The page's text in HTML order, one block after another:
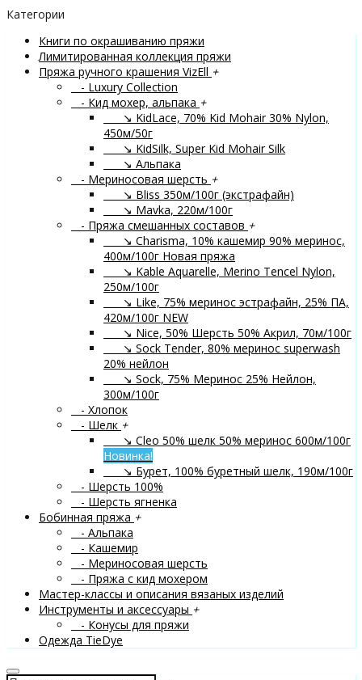
Категории
Книги по окрашиванию пряжи
Лимитированная коллекция пряжи
Пряжа ручного крашения VizEll +
- Luxury Collection
- Кид мохер, альпака +
↘ KidLace, 70% Kid Mohair 30% Nylon,
450м/50г
↘ KidSilk, Super Kid Mohair Silk
↘ Альпака
- Мериносовая шерсть +
↘ Bliss 350м/100г (экстрафайн)
↘ Mavka, 220м/100г
- Пряжа смешанных составов +
↘ Charisma, 10% кашемир 90% меринос,
400м/100г Новая пряжа
↘ Kable Aquarelle, Merino Tencel Nylon,
250м/100г
↘ Like, 75% меринос эстрафайн, 25% ПА,
420м/100г NEW
↘ Nice, 50% Шерсть 50% Акрил, 70м/100г
↘ Sock Tender, 80% меринос superwash
20% нейлон
↘ Sock, 75% Меринос 25% Нейлон,
300м/100г
- Хлопок
- Шелк +
↘ Cleo 50% шелк 50% меринос 600м/100г
Новинка!
↘ Бурет, 100% буретный шелк, 190м/100г
- Шерсть 100%
- Шерсть ягненка
Бобинная пряжа +
- Альпака
- Кашемир
- Мериносовая шерсть
- Пряжа с кид мохером
Мастер-классы и описания вязаных изделий
Инструменты и аксессуары +
- Конусы для пряжи
Одежда TieDye